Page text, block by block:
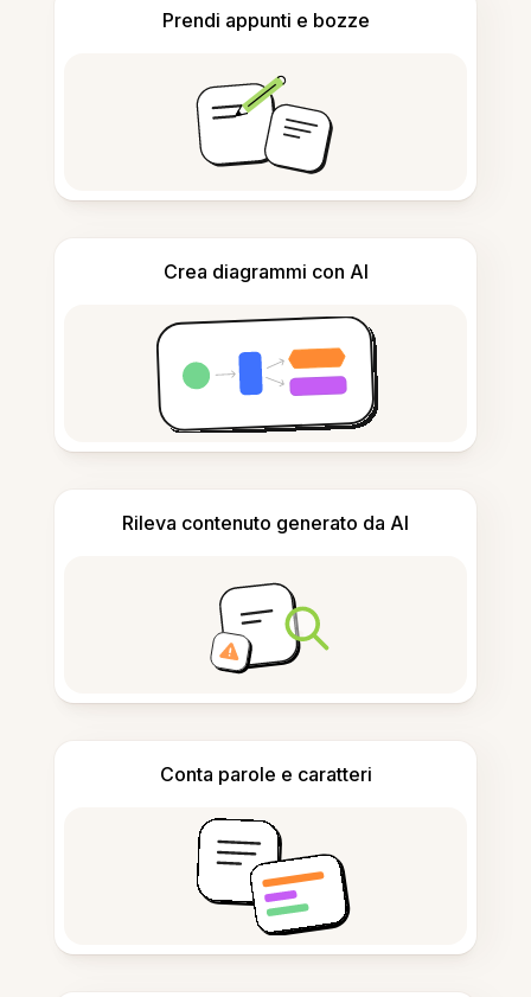
Prendi appunti e bozze
Crea diagrammi con AI
Rileva contenuto generato da AI
Conta parole e caratteri